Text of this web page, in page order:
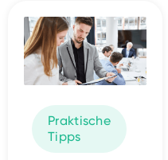
Praktische
Tipps